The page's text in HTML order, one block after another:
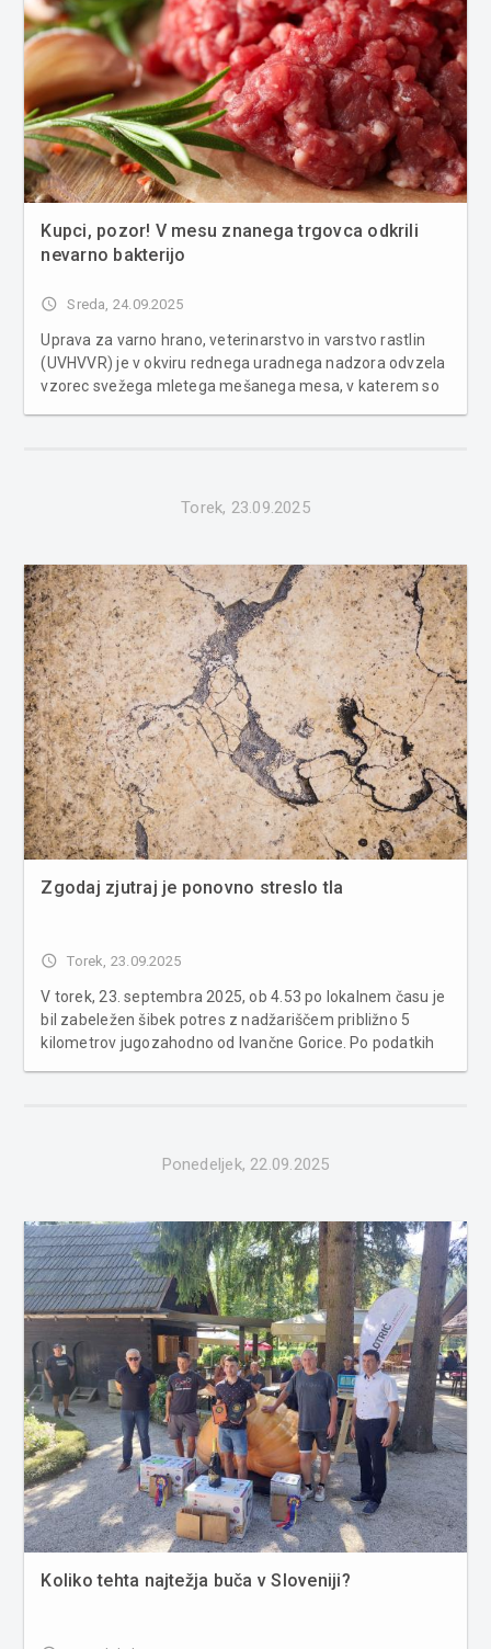
Kupci, pozor! V mesu znanega trgovca odkrili
nevarno bakterijo
access_time Sreda, 24.09.2025
Uprava za varno hrano, veterinarstvo in varstvo rastlin
(UVHVVR) je v okviru rednega uradnega nadzora odvzela
vzorec svežega mletega mešanega mesa, v katerem so
Torek, 23.09.2025
Zgodaj zjutraj je ponovno streslo tla
access_time Torek, 23.09.2025
V torek, 23. septembra 2025, ob 4.53 po lokalnem času je
bil zabeležen šibek potres z nadžariščem približno 5
kilometrov jugozahodno od Ivančne Gorice. Po podatkih
Ponedeljek, 22.09.2025
Koliko tehta najtežja buča v Sloveniji?